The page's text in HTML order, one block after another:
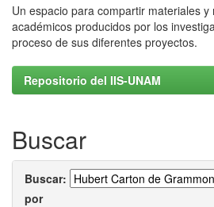
Un espacio para compartir materiales y
académicos producidos por los
proceso de sus diferentes proyectos.
Repositorio del IIS-UNAM
Buscar
Buscar:
por